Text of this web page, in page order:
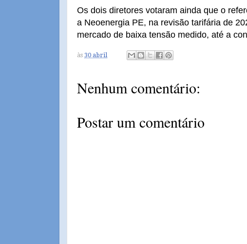
Os dois diretores votaram ainda que o
a Neoenergia PE, na revisão tarifária de
mercado de baixa tensão medido, até a
às 30 abril
Nenhum comentário:
Postar um comentário